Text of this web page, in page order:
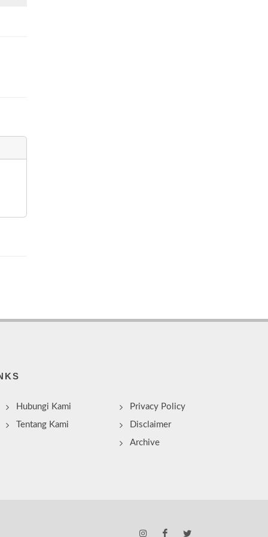
Hubungi Kami
Tentang Kami
Privacy Policy
Disclaimer
Archive